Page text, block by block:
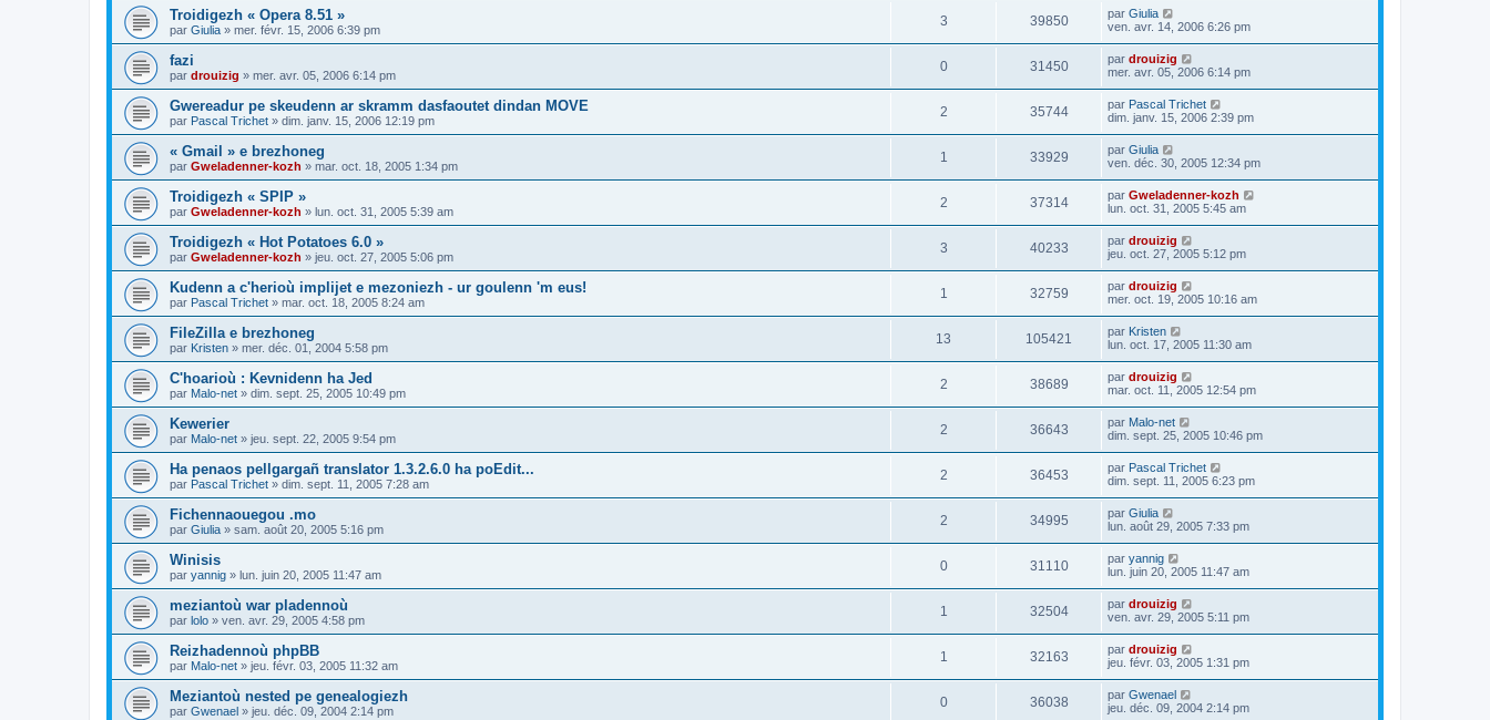
Troidigezh « Opera 8.51 »
par Giulia » mer. févr. 15, 2006 6:39 pm
3 39850 par Giulia
ven. avr. 14, 2006 6:26 pm
fazi
par drouizig » mer. avr. 05, 2006 6:14 pm
0 31450 par drouizig
mer. avr. 05, 2006 6:14 pm
Gwereadur pe skeudenn ar skramm dasfaoutet dindan MOVE
par Pascal Trichet » dim. janv. 15, 2006 12:19 pm
2 35744 par Pascal Trichet
dim. janv. 15, 2006 2:39 pm
« Gmail » e brezhoneg
par Gweladenner-kozh » mar. oct. 18, 2005 1:34 pm
1 33929 par Giulia
ven. déc. 30, 2005 12:34 pm
Troidigezh « SPIP »
par Gweladenner-kozh » lun. oct. 31, 2005 5:39 am
2 37314 par Gweladenner-kozh
lun. oct. 31, 2005 5:45 am
Troidigezh « Hot Potatoes 6.0 »
par Gweladenner-kozh » jeu. oct. 27, 2005 5:06 pm
3 40233 par drouizig
jeu. oct. 27, 2005 5:12 pm
Kudenn a c'herioù implijet e mezoniezh - ur goulenn 'm eus!
par Pascal Trichet » mar. oct. 18, 2005 8:24 am
1 32759 par drouizig
mer. oct. 19, 2005 10:16 am
FileZilla e brezhoneg
par Kristen » mer. déc. 01, 2004 5:58 pm
13 105421 par Kristen
lun. oct. 17, 2005 11:30 am
C'hoarioù : Kevnidenn ha Jed
par Malo-net » dim. sept. 25, 2005 10:49 pm
2 38689 par drouizig
mar. oct. 11, 2005 12:54 pm
Kewerier
par Malo-net » jeu. sept. 22, 2005 9:54 pm
2 36643 par Malo-net
dim. sept. 25, 2005 10:46 pm
Ha penaos pellgargañ translator 1.3.2.6.0 ha poEdit...
par Pascal Trichet » dim. sept. 11, 2005 7:28 am
2 36453 par Pascal Trichet
dim. sept. 11, 2005 6:23 pm
Fichennaouegou .mo
par Giulia » sam. août 20, 2005 5:16 pm
2 34995 par Giulia
lun. août 29, 2005 7:33 pm
Winisis
par yannig » lun. juin 20, 2005 11:47 am
0 31110 par yannig
lun. juin 20, 2005 11:47 am
meziantoù war pladennoù
par lolo » ven. avr. 29, 2005 4:58 pm
1 32504 par drouizig
ven. avr. 29, 2005 5:11 pm
Reizhadennoù phpBB
par Malo-net » jeu. févr. 03, 2005 11:32 am
1 32163 par drouizig
jeu. févr. 03, 2005 1:31 pm
Meziantoù nested pe genealogiezh
par Gwenael » jeu. déc. 09, 2004 2:14 pm
0 36038 par Gwenael
jeu. déc. 09, 2004 2:14 pm